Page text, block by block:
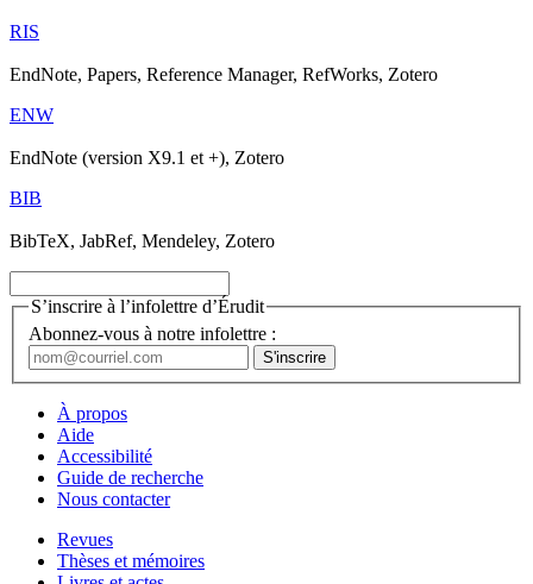
RIS
EndNote, Papers, Reference Manager, RefWorks, Zotero
ENW
EndNote (version X9.1 et +), Zotero
BIB
BibTeX, JabRef, Mendeley, Zotero
S’inscrire à l’infolettre d’Érudit
Abonnez-vous à notre infolettre :
À propos
Aide
Accessibilité
Guide de recherche
Nous contacter
Revues
Thèses et mémoires